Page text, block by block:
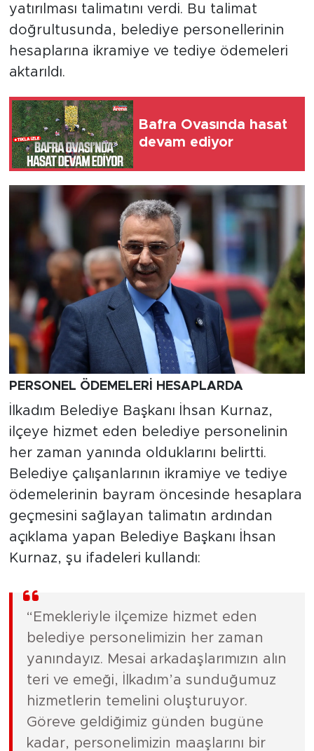
yatırılması talimatını verdi. Bu talimat
doğrultusunda, belediye personellerinin
hesaplarına ikramiye ve tediye ödemeleri
aktarıldı.
Bafra Ovasında hasat
devam ediyor
PERSONEL ÖDEMELERİ HESAPLARDA
İlkadım Belediye Başkanı İhsan Kurnaz,
ilçeye hizmet eden belediye personelinin
her zaman yanında olduklarını belirtti.
Belediye çalışanlarının ikramiye ve tediye
ödemelerinin bayram öncesinde hesaplara
geçmesini sağlayan talimatın ardından
açıklama yapan Belediye Başkanı İhsan
Kurnaz, şu ifadeleri kullandı:
“Emekleriyle ilçemize hizmet eden
belediye personelimizin her zaman
yanındayız. Mesai arkadaşlarımızın alın
teri ve emeği, İlkadım’a sunduğumuz
hizmetlerin temelini oluşturuyor.
Göreve geldiğimiz günden bugüne
kadar, personelimizin maaşlarını bir